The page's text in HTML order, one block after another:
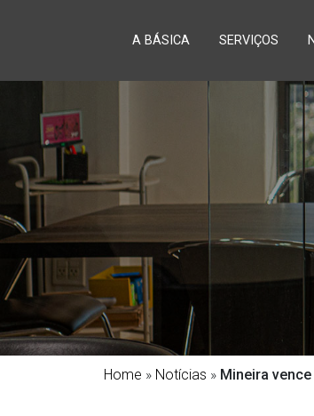
A BÁSICA SERVIÇOS
Home » Notícias » Mineira